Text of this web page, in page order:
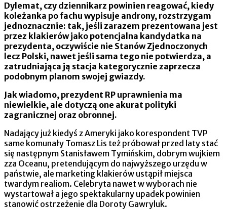
Dylemat, czy dziennikarz powinien reagować, kiedy
koleżanka po fachu wypisuje androny, rozstrzygam
jednoznacznie: tak, jeśli zarazem prezentowana jest
przez klakierów jako potencjalna kandydatka na
prezydenta, oczywiście nie Stanów Zjednoczonych
lecz Polski, nawet jeśli sama tego nie potwierdza, a
zatrudniająca ją stacja kategorycznie zaprzecza
podobnym planom swojej gwiazdy.
Jak wiadomo, prezydent RP uprawnienia ma
niewielkie, ale dotyczą one akurat polityki
zagranicznej oraz obronnej.
Nadający już kiedyś z Ameryki jako korespondent TVP
same komunały Tomasz Lis też próbował przed laty stać
się następnym Stanisławem Tymińskim, dobrym wujkiem
zza Oceanu, pretendującym do najwyższego urzędu w
państwie, ale marketing klakierów ustąpił miejsca
twardym realiom. Celebryta nawet w wyborach nie
wystartował a jego spektakularny upadek powinien
stanowić ostrzeżenie dla Doroty Gawryluk.